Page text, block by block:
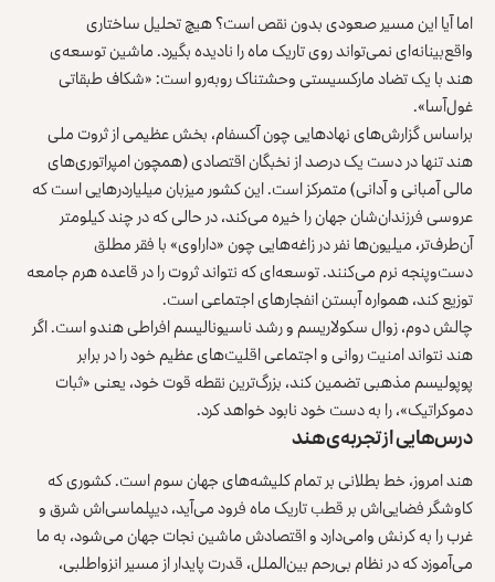
اما آیا این مسیر صعودی بدون نقص است؟ هیچ تحلیل ساختاری
واقع‌بینانه‌ای نمی‌تواند روی تاریک ماه را نادیده بگیرد. ماشین توسعه‌ی
هند با یک تضاد مارکسیستی وحشتناک روبه‌رو است: «شکاف طبقاتی
غول‌آسا».
براساس گزارش‌های نهادهایی چون آکسفام، بخش عظیمی از ثروت ملی
هند تنها در دست یک درصد از نخبگان اقتصادی (همچون امپراتوری‌های
مالی آمبانی و آدانی) متمرکز است. این کشور میزبان میلیاردرهایی است که
عروسی فرزندان‌شان جهان را خیره می‌کند، در حالی که در چند کیلومتر
آن‌طرف‌تر، میلیون‌ها نفر در زاغه‌هایی چون «داراوی» با فقر مطلق
دست‌وپنجه نرم می‌کنند. توسعه‌ای که نتواند ثروت را در قاعده هرم جامعه
توزیع کند، همواره آبستن انفجارهای اجتماعی است.
چالش دوم، زوال سکولاریسم و رشد ناسیونالیسم افراطی هندو است. اگر
هند نتواند امنیت روانی و اجتماعی اقلیت‌های عظیم خود را در برابر
پوپولیسم مذهبی تضمین کند، بزرگ‌ترین نقطه قوت خود، یعنی «ثبات
دموکراتیک»، را به دست خود نابود خواهد کرد.
درس‌هایی از تجربه‌ی هند
هند امروز، خط بطلانی بر تمام کلیشه‌های جهان سوم است. کشوری که
کاوشگر فضایی‌اش بر قطب تاریک ماه فرود می‌آید، دیپلماسی‌اش شرق و
غرب را به کرنش وامی‌دارد و اقتصادش ماشین نجات جهان می‌شود، به ما
می‌آموزد که در نظام بی‌رحم بین‌الملل، قدرت پایدار از مسیر انزواطلبی،